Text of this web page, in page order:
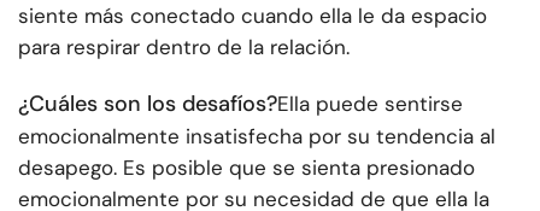
siente más conectado cuando ella le da espacio
para respirar dentro de la relación.
¿Cuáles son los desafíos?Ella puede sentirse
emocionalmente insatisfecha por su tendencia al
desapego. Es posible que se sienta presionado
emocionalmente por su necesidad de que ella la